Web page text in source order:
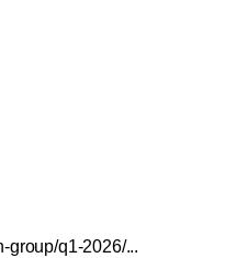
group/q1-2026/...